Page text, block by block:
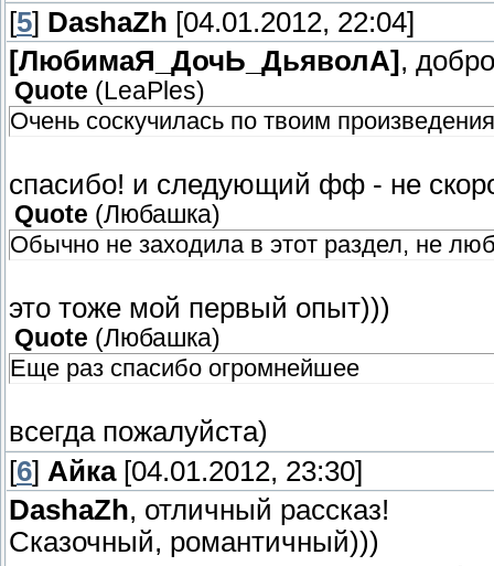
[5] DashaZh [04.01.2012, 22:04]
[ЛюбимаЯ_ДочЬ_ДьяволА] ,
Quote ( LeaPles)
Очень соскучилась по твоим
спасибо! и следующий фф - не
Quote (Любашка)
Обычно не заходила в этот раздел, не
это тоже мой первый опыт)))
Quote (Любашка)
Еще раз спасибо огромнейшее
всегда пожалуйста)
[6] Айка[04.01.2012, 23:30]
DashaZh, отличный рассказ!
Сказочный, романтичный)))